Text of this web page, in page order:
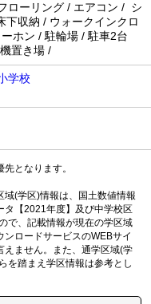
ローリング / エアコン / シ
下収納 / ウォークインクロ
ホン / 駐輪場 / 駐車2台
置き場 /
学校
となります。
(学区)情報は、国土数値情報
タ【2021年度】及び中学校区
で、記載情報が現在の学区域
ロードサービスのWEBサイ
えません。また、通学区域(学
を踏まえ学区情報は参考とし